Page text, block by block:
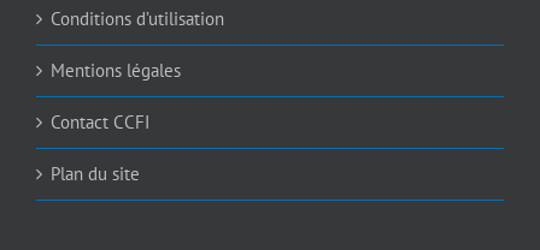
Conditions d’utilisation
Mentions légales
Contact CCFI
Plan du site